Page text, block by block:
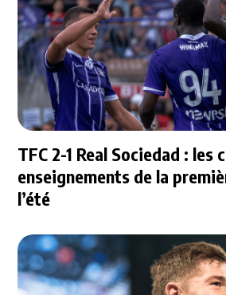
TFC 2-1 Real Sociedad : les
enseignements de la
l’été